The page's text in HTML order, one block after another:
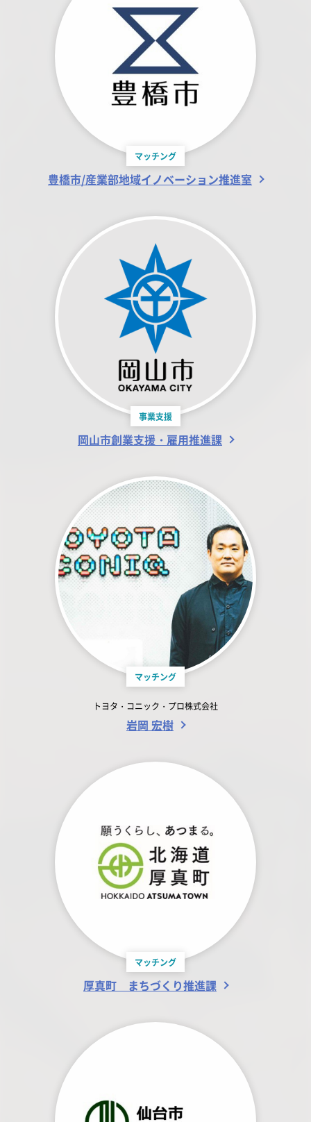
マッチング
豊橋市/産業部地域イノベーション推進室
事業支援
岡山市創業支援・雇用推進課
マッチング
トヨタ・コニック・プロ株式会社
岩岡 宏樹
マッチング
厚真町 まちづくり推進課